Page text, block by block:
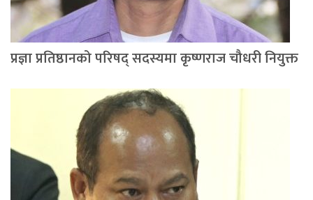
प्रज्ञा प्रतिष्ठानको परिषद् सदस्यमा कृष्णराज चौधरी नियुक्त